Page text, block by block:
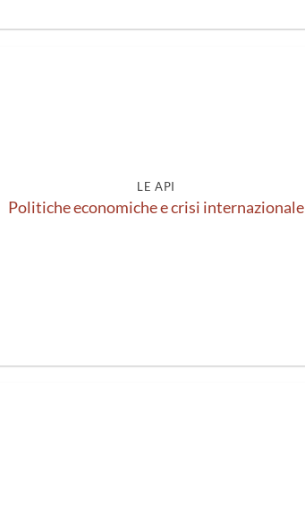
LE API
Politiche economiche e crisi internazionale